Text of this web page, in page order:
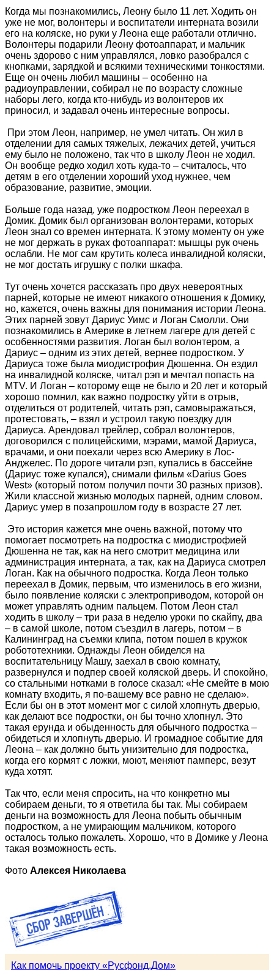
Когда мы познакомились, Леону было 11 лет. Ходить он
уже не мог, волонтеры и воспитатели интерната возили
его на коляске, но руки у Леона еще работали отлично.
Волонтеры подарили Леону фотоаппарат, и мальчик
очень здорово с ним управлялся, ловко разобрался с
кнопками, зарядкой и всякими техническими тонкостями.
Еще он очень любил машины – особенно на
радиоуправлении, собирал не по возрасту сложные
наборы лего, когда кто-нибудь из волонтеров их
приносил, и задавал очень интересные вопросы.
При этом Леон, например, не умел читать. Он жил в
отделении для самых тяжелых, лежачих детей, учиться
ему было не положено, так что в школу Леон не ходил.
Он вообще редко ходил хоть куда-то – считалось, что
детям в его отделении хороший уход нужнее, чем
образование, развитие, эмоции.
Больше года назад, уже подростком Леон переехал в
Домик. Домик был организован волонтерами, которых
Леон знал со времен интерната. К этому моменту он уже
не мог держать в руках фотоаппарат: мышцы рук очень
ослабли. Не мог сам крутить колеса инвалидной коляски,
не мог достать игрушку с полки шкафа.
Тут очень хочется рассказать про двух невероятных
парней, которые не имеют никакого отношения к Домику,
но, кажется, очень важны для понимания истории Леона.
Этих парней зовут Дариус Уимс и Логан Смолли. Они
познакомились в Америке в летнем лагере для детей с
особенностями развития. Логан был волонтером, а
Дариус – одним из этих детей, вернее подростком. У
Дариуса тоже была миодистрофия Дюшенна. Он ездил
на инвалидной коляске, читал рэп и мечтал попасть на
МТV. И Логан – которому еще не было и 20 лет и который
хорошо помнил, как важно подростку уйти в отрыв,
отделиться от родителей, читать рэп, самовыражаться,
протестовать, – взял и устроил такую поездку для
Дариуса. Арендовал трейлер, собрал волонтеров,
договорился с полицейскими, мэрами, мамой Дариуса,
врачами, и они поехали через всю Америку в Лос-
Анджелес. По дороге читали рэп, купались в бассейне
(Дариус тоже купался), снимали фильм «Darius Goes
West» (который потом получил почти 30 разных призов).
Жили классной жизнью молодых парней, одним словом.
Дариус умер в позапрошлом году в возрасте 27 лет.
Это история кажется мне очень важной, потому что
помогает посмотреть на подростка с миодистрофией
Дюшенна не так, как на него смотрит медицина или
администрация интерната, а так, как на Дариуса смотрел
Логан. Как на обычного подростка. Когда Леон только
переехал в Домик, первым, что изменилось в его жизни,
было появление коляски с электроприводом, которой он
может управлять одним пальцем. Потом Леон стал
ходить в школу – три раза в неделю уроки по скайпу, два
– в самой школе, потом съездил в лагерь, потом – в
Калининград на съемки клипа, потом пошел в кружок
робототехники. Однажды Леон обиделся на
воспитательницу Машу, заехал в свою комнату,
развернулся и подпер своей коляской дверь. И спокойно,
со стальными нотками в голосе сказал: «Не смейте в мою
комнату входить, я по-вашему все равно не сделаю».
Если бы он в этот момент мог с силой хлопнуть дверью,
как делают все подростки, он бы точно хлопнул. Это
такая ерунда и обыденность для обычного подростка –
обидеться и хлопнуть дверью. И громадное событие для
Леона – как должно быть унизительно для подростка,
когда его кормят с ложки, моют, меняют памперс, везут
куда хотят.
Так что, если меня спросить, на что конкретно мы
собираем деньги, то я ответила бы так. Мы собираем
деньги на возможность для Леона побыть обычным
подростком, а не умирающим мальчиком, которого
осталось только пожалеть. Хорошо, что в Домике у Леона
такая возможность есть.
Фото Алексея Николаева
Как помочь проекту «Русфонд.Дом»